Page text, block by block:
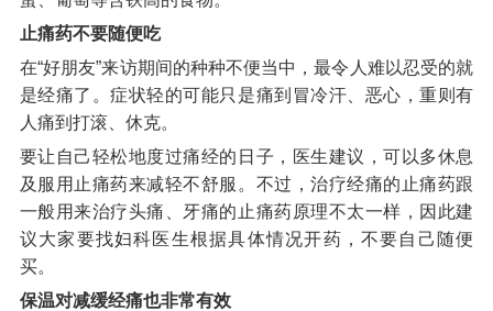
止痛药不要随便吃
在“好朋友”来访期间的种种不便当中，最令人难以忍受的就
是经痛了。症状轻的可能只是痛到冒冷汗、恶心，重则有
人痛到打滚、休克。
要让自己轻松地度过痛经的日子，医生建议，可以多休息
及服用止痛药来减轻不舒服。不过，治疗经痛的止痛药跟
一般用来治疗头痛、牙痛的止痛药原理不太一样，因此建
议大家要找妇科医生根据具体情况开药，不要自己随便
买。
保温对减缓经痛也非常有效